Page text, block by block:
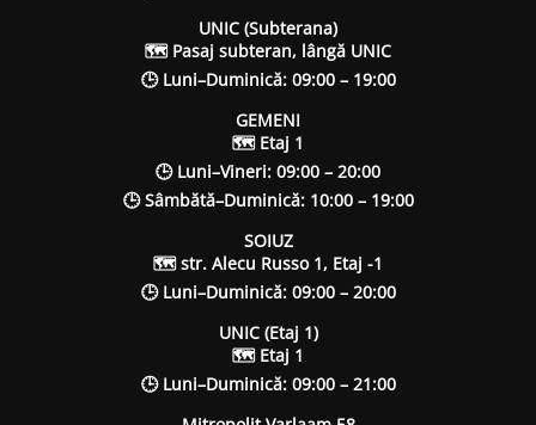
UNIC (Subterana)
🗺 Pasaj subteran, lângă UNIC
🕒 Luni–Duminică: 09:00 – 19:00
GEMENI
🗺 Etaj 1
🕒 Luni–Vineri: 09:00 – 20:00
🕒 Sâmbătă–Duminică: 10:00 – 19:00
SOIUZ
🗺 str. Alecu Russo 1, Etaj -1
🕒 Luni–Duminică: 09:00 – 20:00
UNIC (Etaj 1)
🗺 Etaj 1
🕒 Luni–Duminică: 09:00 – 21:00